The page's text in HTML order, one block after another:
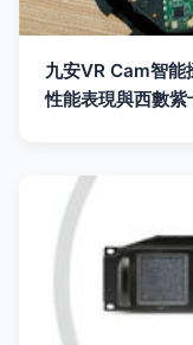
九安VR Cam智能
性能表現與西數紫